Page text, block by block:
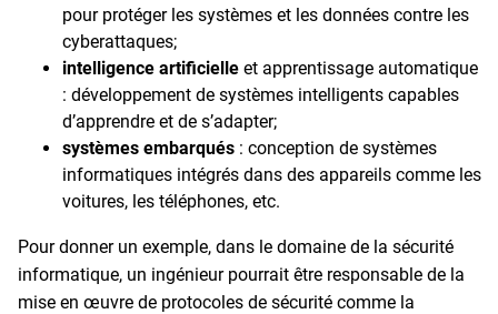
pour protéger les systèmes et les données contre les
cyberattaques;
intelligence artificielle et apprentissage automatique
: développement de systèmes intelligents capables
d’apprendre et de s’adapter;
systèmes embarqués : conception de systèmes
informatiques intégrés dans des appareils comme les
voitures, les téléphones, etc.
Pour donner un exemple, dans le domaine de la sécurité
informatique, un ingénieur pourrait être responsable de la
mise en œuvre de protocoles de sécurité comme la